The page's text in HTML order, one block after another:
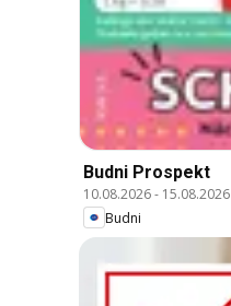
Budni Prospekt
10.08.2026- 15.08.2026
Budni